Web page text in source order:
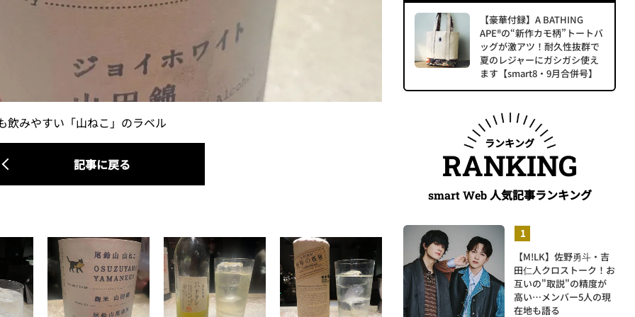
飲みやすい「山ねこ」のラベル
記事に戻る
【豪華付録】A BATHING
APE®の“新作カモ柄”トートバ
ッグが激アツ！耐久性抜群で
夏のレジャーにガシガシ使え
ます【smart8・9月合併号】
ランキング
RANKING
smart Web人気記事ランキング
【M!LK】佐野勇斗・吉
田仁人クロストーク！お
互いの"取説"の精度が
高い…メンバー5人の現
在地も語る